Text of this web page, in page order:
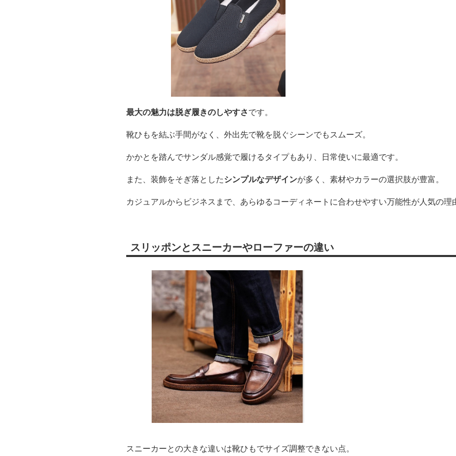
最大の魅力は脱ぎ履きのしやすさです。
靴ひもを結ぶ手間がなく、外出先で靴を脱ぐシーンでもスムーズ。
かかとを踏んでサンダル感覚で履けるタイプもあり、日常使いに最適です。
また、装飾をそぎ落としたシンプルなデザインが多く、素材やカラーの選択肢が豊富。
カジュアルからビジネスまで、あらゆるコーディネートに合わせやすい万能性が人気の理
スリッポンとスニーカーやローファーの違い
スニーカーとの大きな違いは靴ひもでサイズ調整できない点。